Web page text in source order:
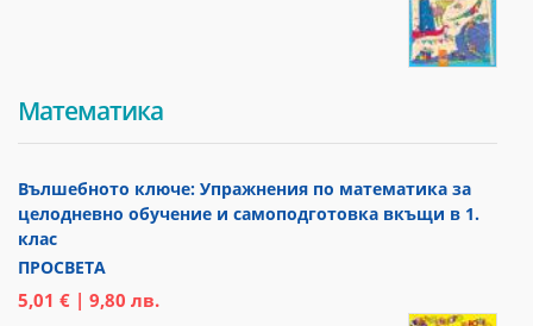
Математика
Вълшебното ключе: Упражнения по математика за
целодневно обучение и самоподготовка вкъщи в 1.
клас
ПРОСВЕТА
5,01 € | 9,80 лв.